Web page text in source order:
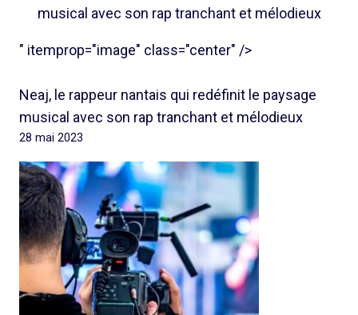
musical avec son rap tranchant et mélodieux
" itemprop="image" class="center" />
Neaj, le rappeur nantais qui redéfinit le paysage
musical avec son rap tranchant et mélodieux
28 mai 2023